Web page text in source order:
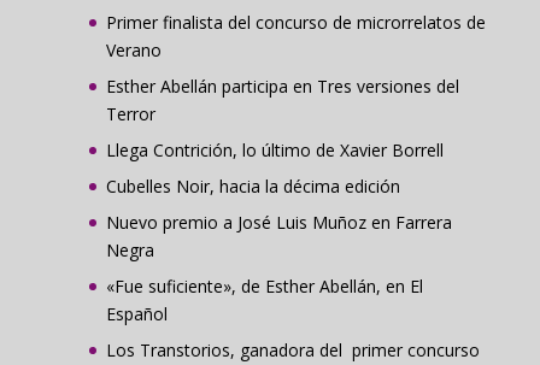
Primer finalista del concurso de microrrelatos de
Verano
Esther Abellán participa en Tres versiones del
Terror
Llega Contrición, lo último de Xavier Borrell
Cubelles Noir, hacia la décima edición
Nuevo premio a José Luis Muñoz en Farrera
Negra
«Fue suficiente», de Esther Abellán, en El
Español
Los Transtorios, ganadora del primer concurso